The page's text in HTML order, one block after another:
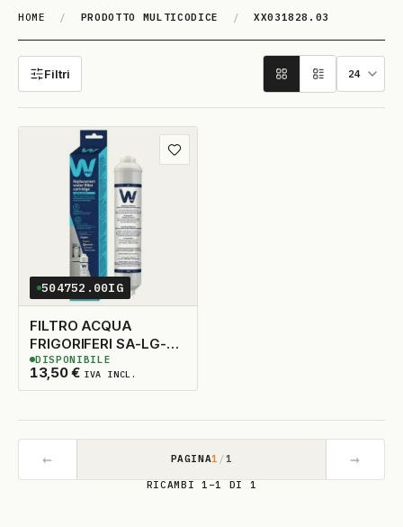
HOME / PRODOTTO MULTICODICE / XX031828.03
XX031828.03
Filtri
Aggiungi ai preferiti
504752.00IG
FILTRO ACQUA
FRIGORIFERI SA-LG-
WH CON TUBICINO
CHE ENTRA DENTRO
13,50€ IVA INCL.
3DISPONIBILI
DISPONIBILE
← PAGINA1 /1 →
RICAMBI 1–1 DI 1